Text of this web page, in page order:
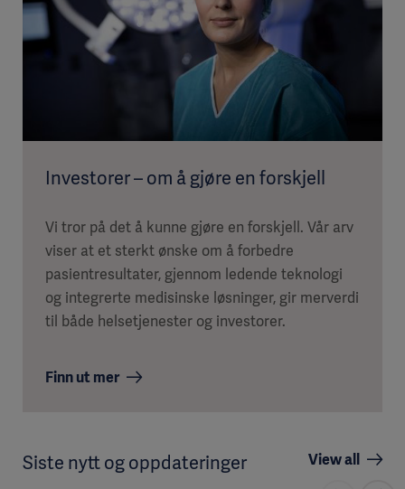
Investorer – om å gjøre en forskjell
Vi tror på det å kunne gjøre en forskjell. Vår arv
viser at et sterkt ønske om å forbedre
pasientresultater, gjennom ledende teknologi
og integrerte medisinske løsninger, gir merverdi
til både helsetjenester og investorer.
Finn ut mer
Siste nytt og oppdateringer View all